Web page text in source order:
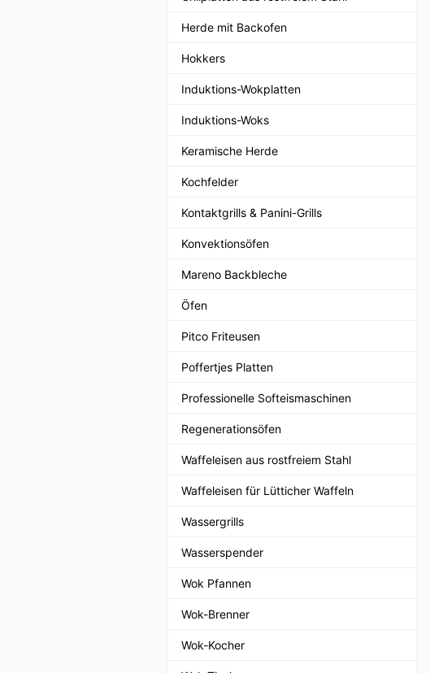
Herde mit Backofen
Hokkers
Induktions-Wokplatten
Induktions-Woks
Keramische Herde
Kochfelder
Kontaktgrills & Panini-Grills
Konvektionsöfen
Mareno Backbleche
Öfen
Pitco Friteusen
Poffertjes Platten
Professionelle Softeismaschinen
Regenerationsöfen
Waffeleisen aus rostfreiem Stahl
Waffeleisen für Lütticher Waffeln
Wassergrills
Wasserspender
Wok Pfannen
Wok-Brenner
Wok-Kocher